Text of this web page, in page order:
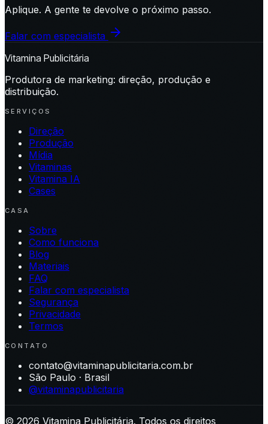
Aplique. A gente te devolve o próximo passo.
Falar com especialista
Vitamina Publicitária
Produtora de marketing: direção, produção e
distribuição.
SERVIÇOS
Direção
Produção
Mídia
Vitaminas
Vitamina IA
Cases
CASA
Sobre
Como funciona
Blog
Materiais
FAQ
Falar com especialista
Segurança
Privacidade
Termos
CONTATO
contato@vitaminapublicitaria.com.br
São Paulo · Brasil
@vitaminapublicitaria
© 2026 Vitamina Publicitária. Todos os direitos